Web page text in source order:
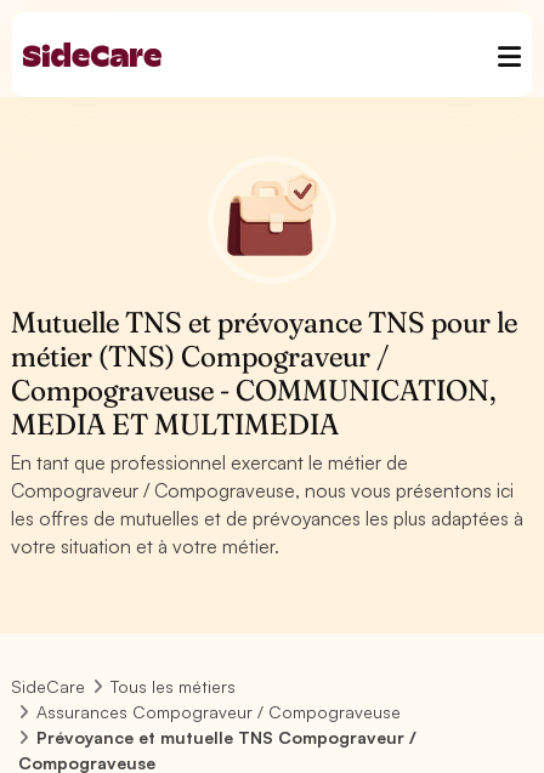
Mutuelle TNS et prévoyance TNS pour le
métier (TNS) Compograveur /
Compograveuse - COMMUNICATION,
MEDIA ET MULTIMEDIA
En tant que professionnel exercant le métier de
Compograveur / Compograveuse, nous vous présentons ici
les offres de mutuelles et de prévoyances les plus adaptées à
votre situation et à votre métier.
SideCare
Tous les métiers
Assurances Compograveur / Compograveuse
Prévoyance et mutuelle TNS Compograveur /
Compograveuse